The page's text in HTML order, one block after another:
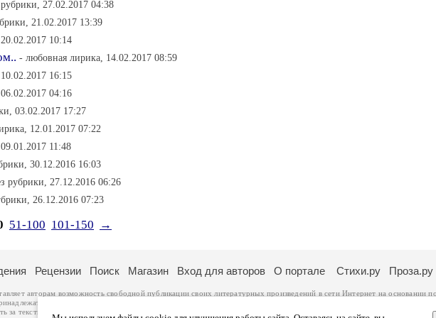
27.02.2017 04:38
21.02.2017 13:39
10:14
- любовная лирика, 14.02.2017 08:59
16:15
04:16
03.02.2017 17:27
12.01.2017 07:22
11:48
30.12.2016 16:03
рубрики, 27.12.2016 06:26
26.12.2016 07:23
51-100 101-150 →
Рецензии Поиск Магазин Вход для авторов О портале Стихи.ру Проза.ру
авторам возможность свободной публикации своих литературных произведений в сети Интернет на основании
авторам и охраняются
. Перепечатка произведений возможна только с согласия его автора, к
за тексты произведений авторы несут самостоятельно на основании
законодательства